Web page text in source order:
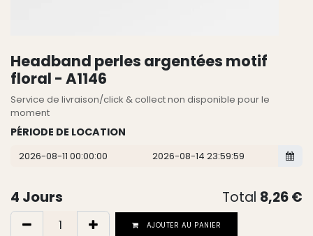
Headband perles argentées motif
floral - A1146
Service de livraison/click & collect non disponible pour le
moment
PÉRIODE DE LOCATION
4 Jours Total 8,26€
AJOUTER AU PANIER